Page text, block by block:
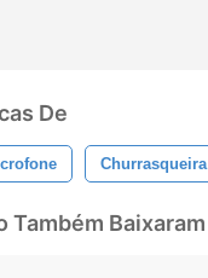
De
Churrasqueira
Também Baixaram